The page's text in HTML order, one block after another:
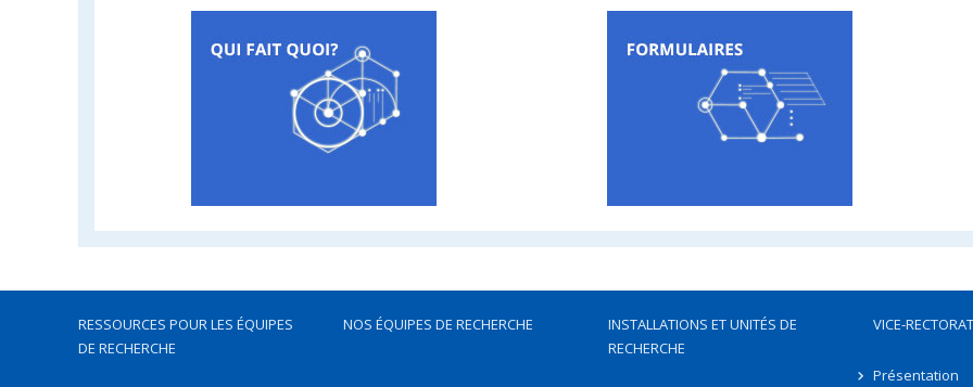
RESSOURCES POUR LES ÉQUIPES
DE RECHERCHE
NOS ÉQUIPES DE RECHERCHE
INSTALLATIONS ET UNITÉS DE
RECHERCHE
VICE-
Présentation